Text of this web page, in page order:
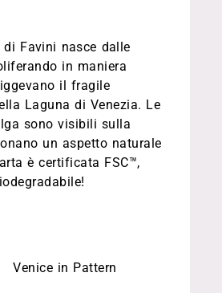
di Favini nasce dalle
in maniera
il fragile
Laguna di Venezia. Le
sono visibili sulla
un aspetto naturale
è certificata FSC™,
Venice in Pattern